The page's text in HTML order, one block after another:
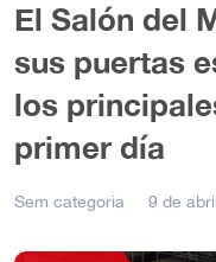
El Salón del
sus puertas
los
primer día
Sem categoria 9 de